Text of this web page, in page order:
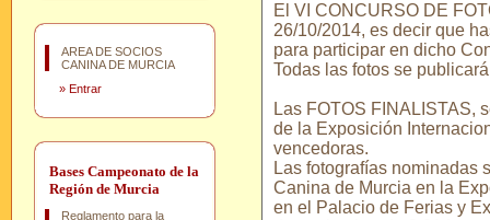
AREA DE SOCIOS
CANINA DE MURCIA
» Entrar
Bases Campeonato de la
Región de Murcia
Reglamento para la
El VI CONCURSO DE
26/10/2014, es decir que
para participar en dicho
Todas las fotos se
Las FOTOS FINALISTAS,
de la Exposición
vencedoras.
Las fotografías nominadas
Canina de Murcia en la
en el Palacio de Ferias y